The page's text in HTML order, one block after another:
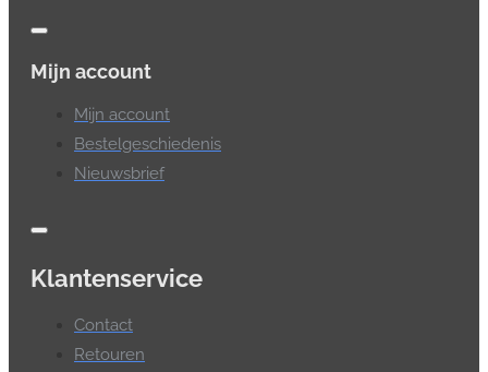
Mijn account
Mijn account
Bestelgeschiedenis
Nieuwsbrief
Klantenservice
Contact
Retouren